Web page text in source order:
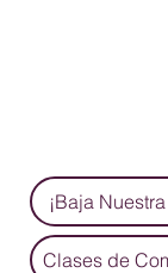
¡Baja
Clases de